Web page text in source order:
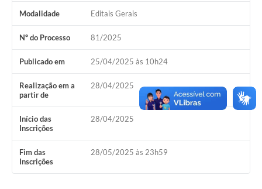
Lei Geral de Proteção de dados - LGPD
Acesso à Informação
Plano de Saneamento
Combate ao Coronavírus
Modalidade Editais Gerais
Nº do Processo 81/2025
Publicado em 25/04/2025 às 10h24
Realização em a
partir de
28/04/2025
Início das
Inscrições
28/04/2025
Fim das
Inscrições
28/05/2025 às 23h59